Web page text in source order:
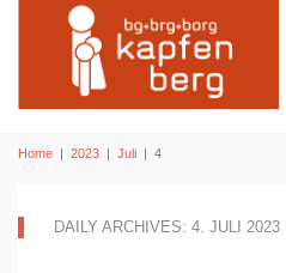
Home | 2023 | Juli | 4
DAILY ARCHIVES: 4. JULI 2023